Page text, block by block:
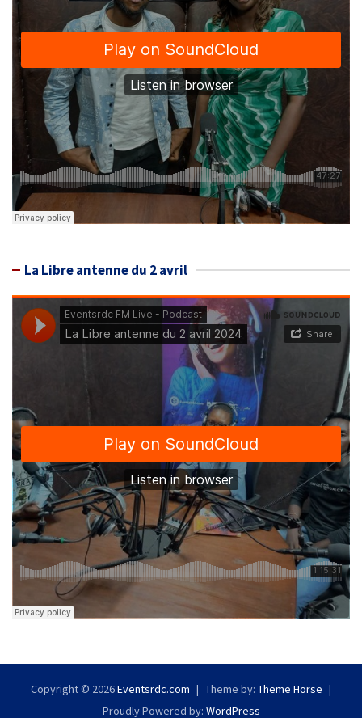
La Libre antenne du 2 avril
Copyright © 2026Eventsrdc.com Theme by: Theme Horse
Proudly Powered by: WordPress